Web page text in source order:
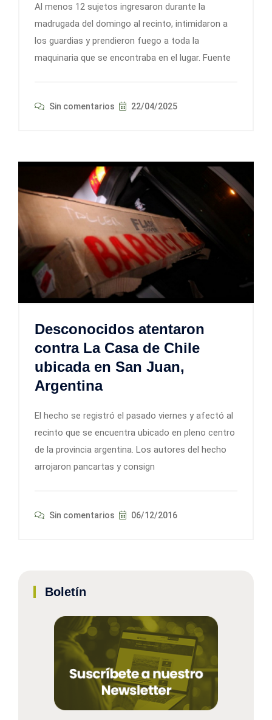
Al menos 12 sujetos ingresaron durante la
madrugada del domingo al recinto, intimidaron a
los guardias y prendieron fuego a toda la
maquinaria que se encontraba en el lugar. Fuente
Sin comentarios 22/04/2025
Desconocidos atentaron
contra La Casa de Chile
ubicada en San Juan,
Argentina
El hecho se registró el pasado viernes y afectó al
recinto que se encuentra ubicado en pleno centro
de la provincia argentina. Los autores del hecho
arrojaron pancartas y consign
Sin comentarios 06/12/2016
Boletín